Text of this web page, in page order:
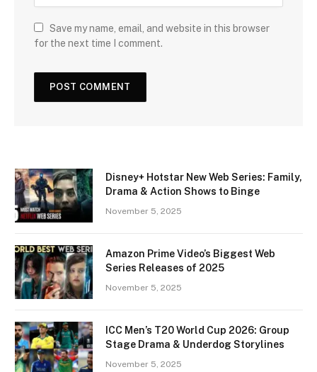
Save my name, email, and website in this browser
for the next time I comment.
Disney+ Hotstar New Web Series: Family,
Drama & Action Shows to Binge
November 5, 2025
Amazon Prime Video’s Biggest Web
Series Releases of 2025
November 5, 2025
ICC Men’s T20 World Cup 2026: Group
Stage Drama & Underdog Storylines
November 5, 2025